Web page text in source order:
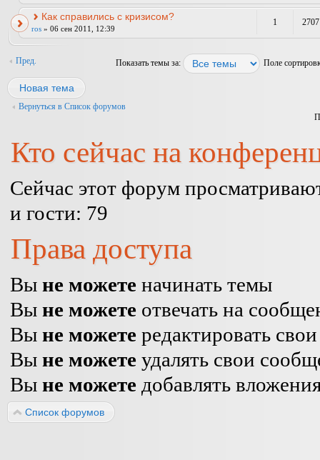
Как справились с кризисом?
ros » 06 сен 2011, 12:39
1 2707
Пред. Показать темы за: Поле
Новая тема
Вернуться в Список форумов
Кто сейчас на
Сейчас этот форум
и гости: 79
Права доступа
Вы не можете начинать темы
Вы не можете отвечать на
Вы не можете редактировать
Вы не можете удалять свои
Вы не можете добавлять
Список форумов